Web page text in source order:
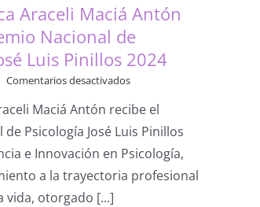
internacional
Estados
Araceli Maciá Antón
Nacional de
Luis Pinillos 2024
Comentarios desactivadosen
Académica
Araceli
Maciá
Antón
recibe
el
Maciá Antón recibe el
Psicología José Luis Pinillos
e Innovación en Psicología,
a la trayectoria profesional
vida, otorgado [...]